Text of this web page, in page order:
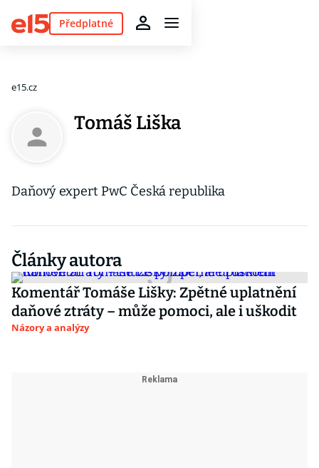
Předplatné
e15.cz
Tomáš Liška
Daňový expert PwC Česká republika
Články autora
Komentář Tomáše Lišky: Zpětné uplatnění
daňové ztráty – může pomoci, ale i uškodit
Názory a analýzy